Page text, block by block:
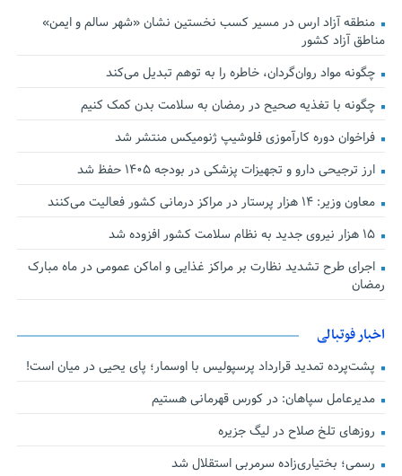
منطقه آزاد ارس در مسیر کسب نخستین نشان «شهر سالم و ایمن»
مناطق آزاد کشور
چگونه مواد روان‌گردان، خاطره را به توهم تبدیل می‌کند
چگونه با تغذیه صحیح در رمضان به سلامت بدن کمک کنیم
فراخوان دوره کارآموزی فلوشیپ ژنومیکس منتشر شد
ارز ترجیحی دارو و تجهیزات پزشکی در بودجه ۱۴۰۵ حفظ شد
معاون وزیر: ۱۴ هزار پرستار در مراکز درمانی کشور فعالیت می‌کنند
۱۵ هزار نیروی جدید به نظام سلامت کشور افزوده شد
اجرای طرح تشدید نظارت بر مراکز غذایی و اماکن عمومی در ماه مبارک
رمضان
اخبار فوتبالی
پشت‌پرده تمدید قرارداد پرسپولیس با اوسمار؛ پای یحیی در میان است!
مدیرعامل سپاهان: در کورس قهرمانی هستیم
روزهای تلخ صلاح در لیگ جزیره
رسمی؛ بختیاری‌زاده سرمربی استقلال شد